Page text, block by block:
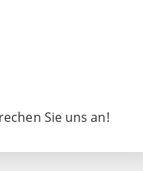
Sie uns an!